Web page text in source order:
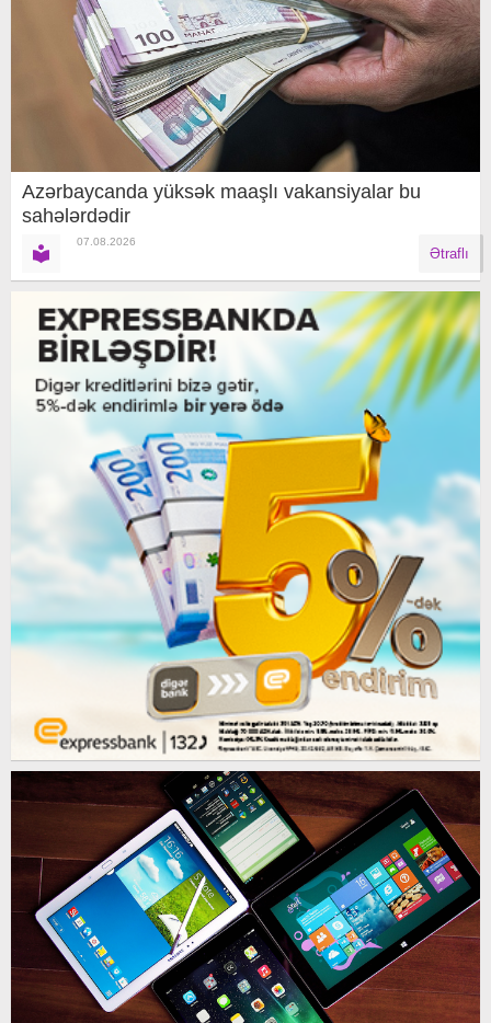
Azərbaycanda yüksək maaşlı vakansiyalar bu
sahələrdədir
07.08.2026
Ətraflı